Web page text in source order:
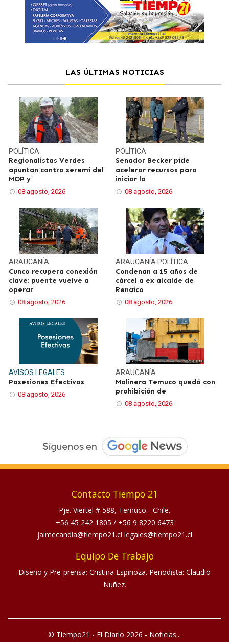
LAS ÚLTIMAS NOTICIAS
POLÍTICA
Regionalistas Verdes
apuntan contra seremi del
MOP y
08 agosto, 2026
POLÍTICA
Senador Becker pide
acelerar recursos para
iniciar la
08 agosto, 2026
ARAUCANÍA
Cunco recupera conexión
clave: puente vuelve a
operar
08 agosto, 2026
ARAUCANÍA POLÍTICA
Condenan a 15 años de
cárcel a ex alcalde de
Renaico
08 agosto, 2026
AVISOS LEGALES
Posesiones Efectivas
08 agosto, 2026
ARAUCANÍA
Molinera Temuco quedó con
prohibición de
08 agosto, 2026
Contacto Tiempo 21
Pje. Viertel # 588, Temuco - Chile.
+56 45 242 1805 / +56 9 8220 6473
jaimecandia@tiempo21.cl legales@tiempo21.cl
Equipo De Trabajo
Diseño y Pre-prensa: Cristina Espinoza. Periodista: Claudio
Nuñez.
© Tiempo21 - El Diario 2026 - Noticias...